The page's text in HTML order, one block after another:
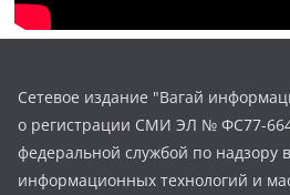
Сетевое издание "Вагай
о регистрации СМИ ЭЛ № ФС77-
федеральной службой по надзору
информационных технологий и